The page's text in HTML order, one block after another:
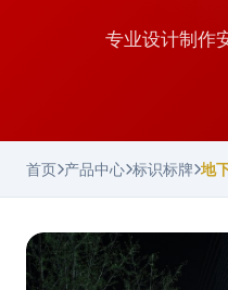
专业设计制作
首页 产品中心 标识标牌 地